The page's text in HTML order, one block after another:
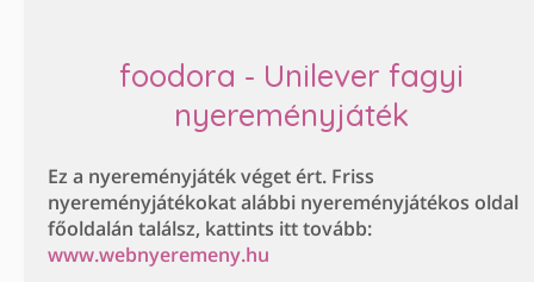
foodora - Unilever fagyi
nyereményjáték
Ez a nyereményjáték véget ért. Friss
nyereményjátékokat alábbi nyereményjátékos oldal
főoldalán találsz, kattints itt tovább:
www.webnyeremeny.hu